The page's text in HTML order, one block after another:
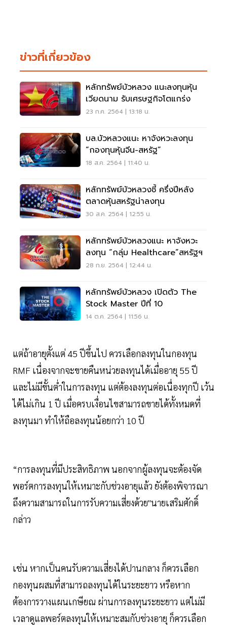
ข่าวที่เกี่ยวข้อง
หลักทรัพย์บัวหลวง แนะลงทุนหุ้น
เวียดนาม รับเศรษฐกิจโตแกร่ง
23 ก.ค. 2564 | 13:18 น.
บล.บัวหลวงแนะ หาจังหวะลงทุน
“กองทุนหุ้นจีน-สหรัฐ”
18 ส.ค. 2564 | 11:40 น.
หลักทรัพย์บัวหลวงชี้ ครึ่งปีหลัง
ตลาดหุ้นสหรัฐน่าลงทุน
30 ส.ค. 2564 | 12:55 น.
หลักทรัพย์บัวหลวงแนะ หาจังหวะ
ลงทุน “กลุ่ม Healthcare”สหรัฐฯ
28 ก.ย. 2564 | 12:44 น.
หลักทรัพย์บัวหลวง เปิดตัว The
Stock Master ปีที่ 10
14 ต.ค. 2564 | 11:56 น.
แต่ถ้าอายุตั้งแต่ 45 ปีขึ้นไป ควรเลือกลงทุนในกองทุน
RMF เนื่องจากจะขายคืนหน่วยลงทุนได้เมื่ออายุ 55 ปี
และไม่มีขั้นต่ำในการลงทุน แต่ต้องลงทุนต่อเนื่องทุกปี เว้น
ได้ไม่เกิน 1 ปี เมื่อครบเงื่อนไขสามารถขายได้ทั้งหมดที่
ลงทุนมา ทำให้ถือลงทุนน้อยกว่า 10 ปี
“การลงทุนที่มีประสิทธิภาพ นอกจากผู้ลงทุนจะต้องจัด
พอร์ตการลงทุนให้เหมาะกับช่วงอายุแล้ว ยังต้องพิจารณา
ถึงความสามารถในการรับความเสี่ยงด้วย"นายเสริมศักดิ์
กล่าว
เช่น หากเป็นคนรับความเสี่ยงได้ปานกลาง ก็ควรเลือก
กองทุนผสมที่สามารถลงทุนได้ในระยะยาว หรือหาก
ต้องการวางแผนเกษียณ ผ่านการลงทุนระยะยาว แต่ไม่มี
เวลาดูแลพอร์ตลงทุนให้เหมาะสมกับช่วงอายุ ก็ควรเลือก